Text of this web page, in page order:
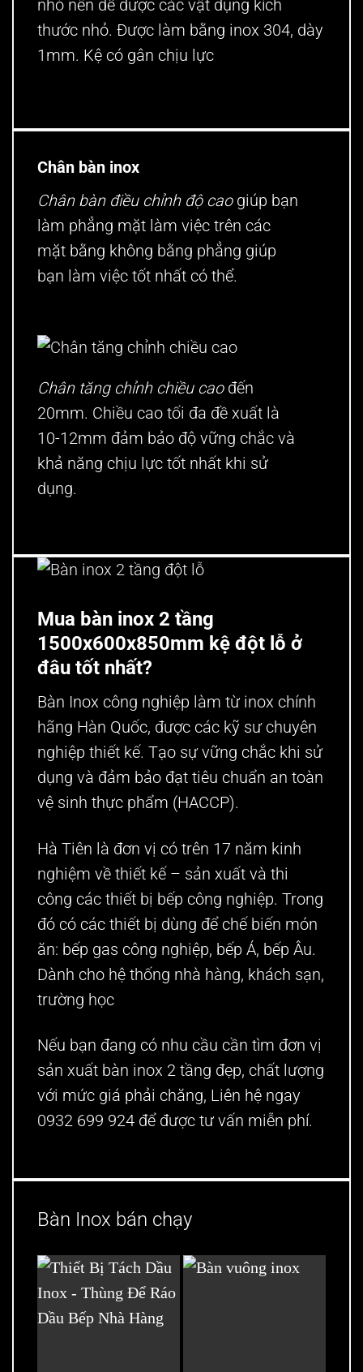
nhỏ nên để được các vật dụng kích
thước nhỏ. Được làm bằng inox 304, dày
1mm. Kệ có gân chịu lực
Chân bàn inox
Chân bàn điều chỉnh độ caogiúp bạn
làm phẳng mặt làm việc trên các
mặt bằng không bằng phẳng giúp
bạn làm việc tốt nhất có thể.
Chân tăng chỉnh chiều caođến
20mm. Chiều cao tối đa đề xuất là
10-12mm đảm bảo độ vững chắc và
khả năng chịu lực tốt nhất khi sử
dụng.
Mua bàn inox 2 tầng
1500x600x850mm kệ đột lỗ ở
đâu tốt nhất?
Bàn Inox công nghiệp làm từ inox chính
hãng Hàn Quốc, được các kỹ sư chuyên
nghiệp thiết kế. Tạo sự vững chắc khi sử
dụng và đảm bảo đạt tiêu chuẩn an toàn
vệ sinh thực phẩm (HACCP).
Hà Tiên là đơn vị có trên 17 năm kinh
nghiệm về thiết kế – sản xuất và thi
công các thiết bị bếp công nghiệp. Trong
đó có các thiết bị dùng để chế biến món
ăn: bếp gas công nghiệp, bếp Á, bếp Âu.
Dành cho hệ thống nhà hàng, khách sạn,
trường học
Nếu bạn đang có nhu cầu cần tìm đơn vị
sản xuất bàn inox 2 tầng đẹp, chất lượng
với mức giá phải chăng, Liên hệ ngay
0932 699 924 để được tư vấn miễn phí.
Bàn Inox bán chạy